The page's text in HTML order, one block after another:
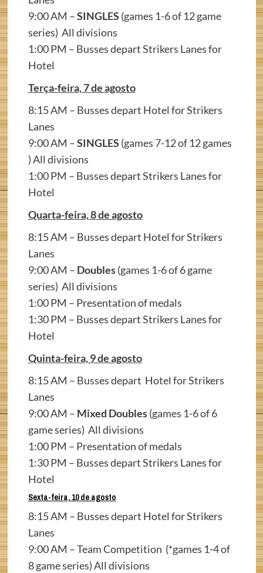
9:00 AM –SINGLES (games 1-6 of 12 game
series) All divisions
1:00 PM – Busses depart Strikers Lanes for
Hotel
Terça-feira, 7 de agosto
8:15 AM – Busses depart Hotel for Strikers
Lanes
9:00 AM –SINGLES (games 7-12 of 12 games
) All divisions
1:00 PM – Busses depart Strikers Lanes for
Hotel
Quarta-feira, 8 de agosto
8:15 AM – Busses depart Hotel for Strikers
Lanes
9:00 AM – Doubles(games 1-6 of 6 game
series) All divisions
1:00 PM – Presentation of medals
1:30 PM – Busses depart Strikers Lanes for
Hotel
Quinta-feira, 9 de agosto
8:15 AM – Busses depart Hotel for Strikers
Lanes
9:00 AM – Mixed Doubles(games 1-6 of 6
game series) All divisions
1:00 PM – Presentation of medals
1:30 PM – Busses depart Strikers Lanes for
Hotel
Sexta-feira, 10 de agosto
8:15 AM – Busses depart Hotel for Strikers
Lanes
9:00 AM – Team Competition (*games 1-4 of
8 game series) All divisions